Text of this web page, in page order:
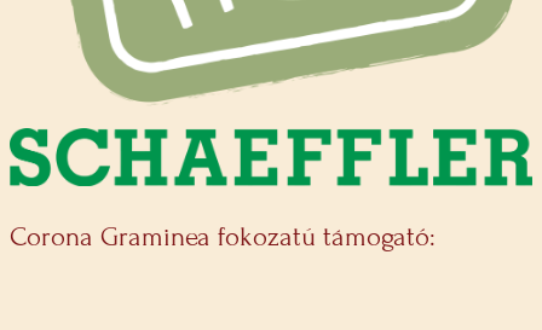
Corona Graminea fokozatú támogató: